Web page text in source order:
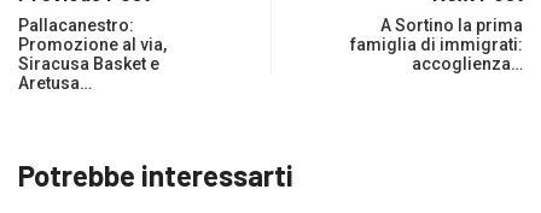
Pallacanestro:
Promozione al via,
Siracusa Basket e
Aretusa…
A Sortino la prima
famiglia di immigrati:
accoglienza…
Potrebbe interessarti